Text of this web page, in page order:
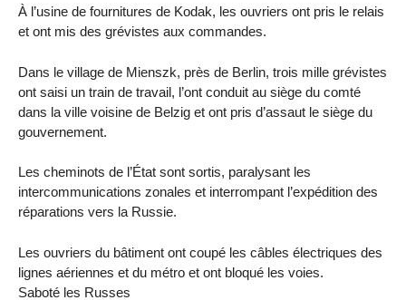
À l’usine de fournitures de Kodak, les ouvriers ont pris le relais
et ont mis des grévistes aux commandes.
Dans le village de Mienszk, près de Berlin, trois mille grévistes
ont saisi un train de travail, l’ont conduit au siège du comté
dans la ville voisine de Belzig et ont pris d’assaut le siège du
gouvernement.
Les cheminots de l’État sont sortis, paralysant les
intercommunications zonales et interrompant l’expédition des
réparations vers la Russie.
Les ouvriers du bâtiment ont coupé les câbles électriques des
lignes aériennes et du métro et ont bloqué les voies.
Saboté les Russes